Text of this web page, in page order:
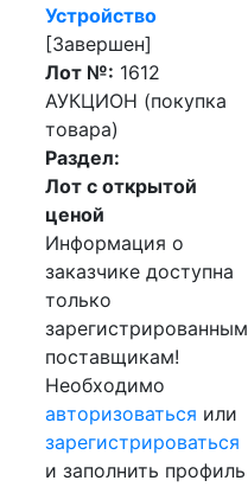
Устройство
[Завершен]
Лот №: 1612
АУКЦИОН (покупка
товара)
Раздел:
Лот с открытой
ценой
Информация о
заказчике доступна
только
зарегистрированным
поставщикам!
Необходимо
авторизоваться или
зарегистрироваться
и заполнить профиль